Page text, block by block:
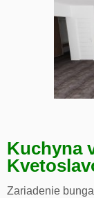
Kuchyna
Zariadenie